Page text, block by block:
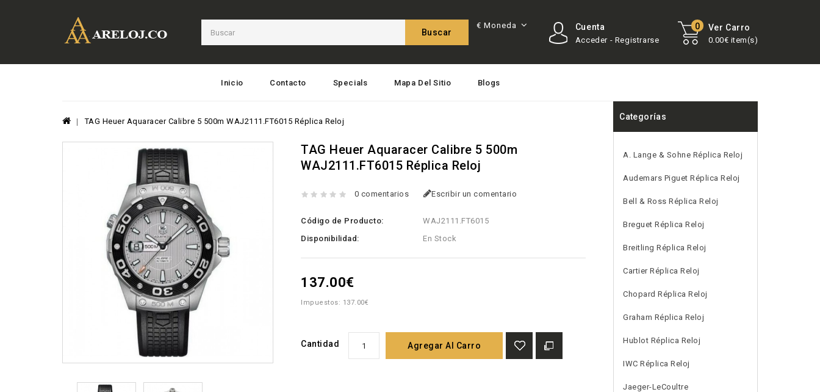
Ver Carro
0.00€ item(s)
0
Cuenta
Acceder - Registrarse
Buscar
€ Moneda
Inicio Contacto Specials Mapa Del Sitio Blogs
TAG Heuer Aquaracer Calibre 5 500m WAJ2111.FT6015 Réplica Reloj
TAG Heuer Aquaracer Calibre 5 500m
WAJ2111.FT6015 Réplica Reloj
0 comentarios Escribir un comentario
Código de Producto:
WAJ2111.FT6015
Disponibilidad:
En Stock
137.00€
Impuestos: 137.00€
Cantidad Agregar Al Carro
Categorías
A. Lange & Sohne Réplica Reloj
Audemars Piguet Réplica Reloj
Bell & Ross Réplica Reloj
Breguet Réplica Reloj
Breitling Réplica Reloj
Cartier Réplica Reloj
Chopard Réplica Reloj
Graham Réplica Reloj
Hublot Réplica Reloj
IWC Réplica Reloj
Jaeger-LeCoultre